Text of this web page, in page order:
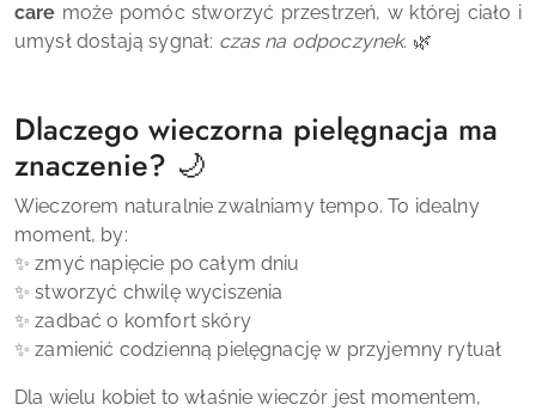
care może pomóc stworzyć przestrzeń, w której ciało i
umysł dostają sygnał: czas na odpoczynek. 🌿
Dlaczego wieczorna pielęgnacja ma
znaczenie? 🌙
Wieczorem naturalnie zwalniamy tempo. To idealny
moment, by:
✨ zmyć napięcie po całym dniu
✨ stworzyć chwilę wyciszenia
✨ zadbać o komfort skóry
✨ zamienić codzienną pielęgnację w przyjemny rytuał
Dla wielu kobiet to właśnie wieczór jest momentem,